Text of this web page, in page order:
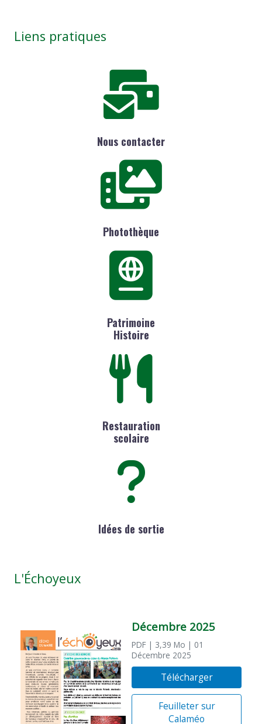
Liens pratiques
Nous contacter
Photothèque
Patrimoine
Histoire
Restauration
scolaire
Idées de sortie
L'Échoyeux
Décembre 2025
PDF | 3,39 Mo | 01
Décembre 2025
Télécharger
Feuilleter sur
Calaméo